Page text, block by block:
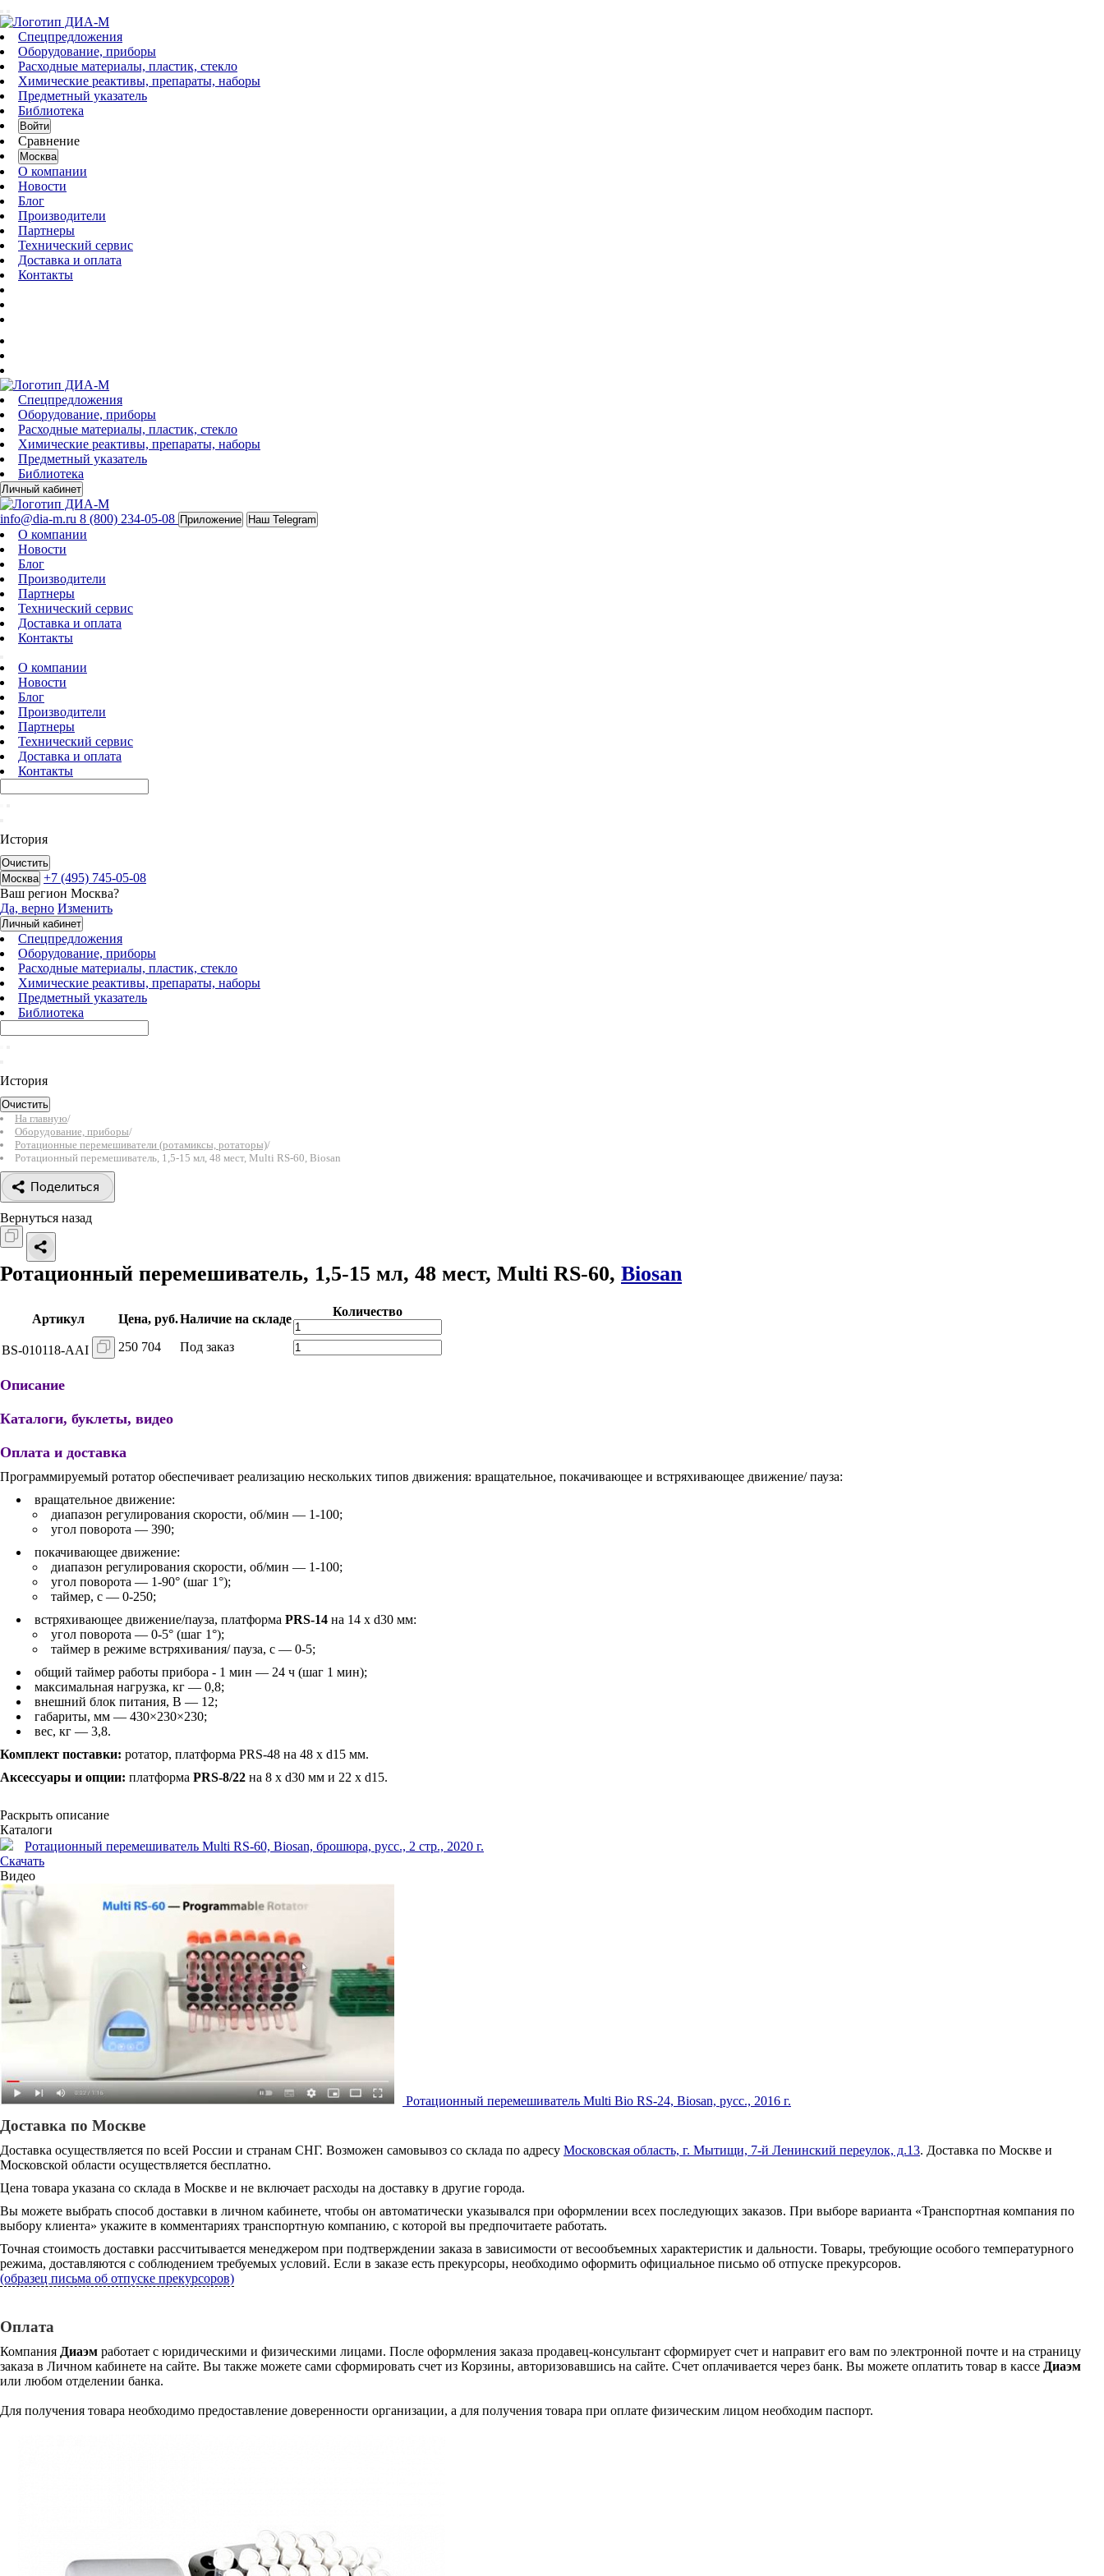
Спецпредложения
Оборудование, приборы
Расходные материалы, пластик, стекло
Химические реактивы, препараты, наборы
Предметный указатель
Библиотека
Войти
Сравнение
Москва
О компании
Новости
Блог
Производители
Партнеры
Технический сервис
Доставка и оплата
Контакты
Спецпредложения
Оборудование, приборы
Расходные материалы, пластик, стекло
Химические реактивы, препараты, наборы
Предметный указатель
Библиотека
Личный кабинет
info@dia-m.ru 8 (800) 234-05-08 Приложение Наш Telegram
О компании
Новости
Блог
Производители
Партнеры
Технический сервис
Доставка и оплата
Контакты
О компании
Новости
Блог
Производители
Партнеры
Технический сервис
Доставка и оплата
Контакты
История
Очистить
Москва +7 (495) 745-05-08
Ваш регион Москва?
Да, верно Изменить
Личный кабинет
Спецпредложения
Оборудование, приборы
Расходные материалы, пластик, стекло
Химические реактивы, препараты, наборы
Предметный указатель
Библиотека
История
Очистить
На главную/
Оборудование, приборы/
Ротационные перемешиватели (ротамиксы, ротаторы)/
Ротационный перемешиватель, 1,5-15 мл, 48 мест, Multi RS-60, Biosan
Поделиться
Вернуться назад
Ротационный перемешиватель, 1,5-15 мл, 48 мест, Multi RS-60, Biosan
Артикул Цена, руб.Наличие на складе
Количество
BS-010118-AAI 250 704 Под заказ
Описание
Каталоги, буклеты, видео
Оплата и доставка
Программируемый ротатор обеспечивает реализацию нескольких типов движения: вращательное, покачивающее и встряхивающее движение/ пауза:
вращательное движение:
диапазон регулирования скорости, об/мин — 1-100;
угол поворота — 390;
покачивающее движение:
диапазон регулирования скорости, об/мин — 1-100;
угол поворота — 1-90° (шаг 1°);
таймер, с — 0-250;
встряхивающее движение/пауза, платформа PRS-14 на 14 х d30 мм:
угол поворота — 0-5° (шаг 1°);
таймер в режиме встряхивания/ пауза, с — 0-5;
общий таймер работы прибора - 1 мин — 24 ч (шаг 1 мин);
максимальная нагрузка, кг — 0,8;
внешний блок питания, В — 12;
габариты, мм — 430×230×230;
вес, кг — 3,8.
Комплект поставки: ротатор, платформа PRS-48 на 48 х d15 мм.
Аксессуары и опции: платформа PRS-8/22 на 8 х d30 мм и 22 x d15.
Раскрыть описание
Каталоги
Ротационный перемешиватель Multi RS-60, Biosan, брошюра, русс., 2 стр., 2020 г.
Скачать
Видео
Ротационный перемешиватель Multi Bio RS-24, Biosan, русс., 2016 г.
Доставка по Москве
Доставка осуществляется по всей России и странам СНГ. Возможен самовывоз со склада по адресу Московская область, г. Мытищи, 7-й Ленинский переулок, д.13. Доставка по Москве и
Московской области осуществляется бесплатно.
Цена товара указана со склада в Москве и не включает расходы на доставку в другие города.
Вы можете выбрать способ доставки в личном кабинете, чтобы он автоматически указывался при оформлении всех последующих заказов. При выборе варианта «Транспортная компания по
выбору клиента» укажите в комментариях транспортную компанию, с которой вы предпочитаете работать.
Точная стоимость доставки рассчитывается менеджером при подтверждении заказа в зависимости от весообъемных характеристик и дальности. Товары, требующие особого температурного
режима, доставляются с соблюдением требуемых условий. Если в заказе есть прекурсоры, необходимо оформить официальное письмо об отпуске прекурсоров.
(образец письма об отпуске прекурсоров)
Оплата
Компания Диаэм работает с юридическими и физическими лицами. После оформления заказа продавец-консультант сформирует счет и направит его вам по электронной почте и на страницу
заказа в Личном кабинете на сайте. Вы также можете сами сформировать счет из Корзины, авторизовавшись на сайте. Счет оплачивается через банк. Вы можете оплатить товар в кассе Диаэм
или любом отделении банка.
Для получения товара необходимо предоставление доверенности организации, а для получения товара при оплате физическим лицом необходим паспорт.